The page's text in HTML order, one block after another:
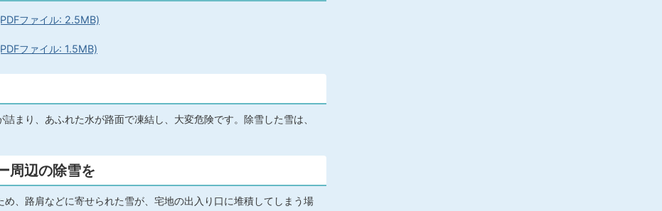
ファイル: 2.5MB)
ファイル: 1.5MB)
まり、あふれた水が路面で凍結し、大変危険です。除雪した雪は、
周辺の除雪を
、路肩などに寄せられた雪が、宅地の出入り口に堆積してしまう場